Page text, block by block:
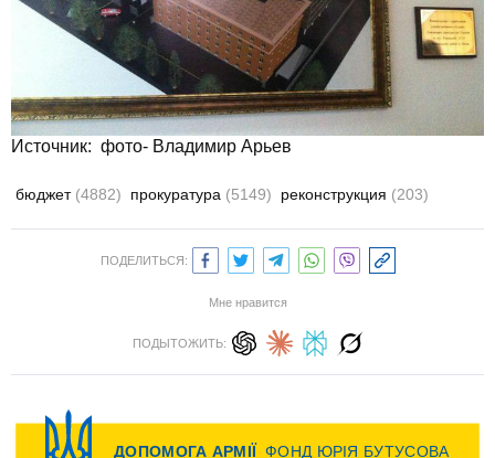
Источник: фото- Владимир Арьев
бюджет (4882) прокуратура (5149) реконструкция (203)
ПОДЕЛИТЬСЯ:
Мне нравится
ПОДЫТОЖИТЬ: